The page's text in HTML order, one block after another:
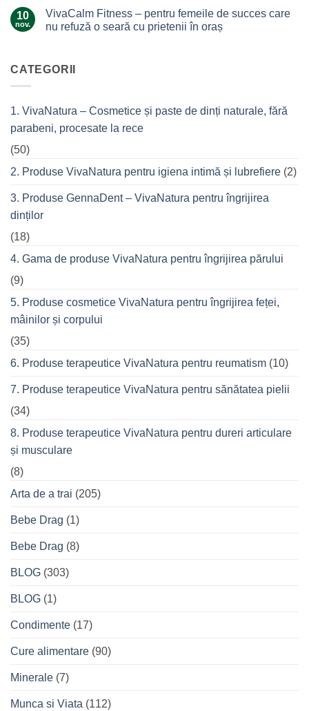
argilă
Himalayana
Ingredientul
musculare
ale
10
nov.
VivaCalm Fitness – pentru femeile de succes care
nu refuză o seară cu prietenii în oraș
VivaCalm
Fitness
de
care
seară
cu
în
oraș
CATEGORII
1. VivaNatura – Cosmetice și paste de dinți naturale, fără
parabeni, procesate la rece
(50)
2. Produse VivaNatura pentru igiena intimă și lubrefiere (2)
3. Produse GennaDent – VivaNatura pentru îngrijirea
dinților
(18)
4. Gama de produse VivaNatura pentru îngrijirea părului
(9)
5. Produse cosmetice VivaNatura pentru îngrijirea feței,
mâinilor și corpului
(35)
6. Produse terapeutice VivaNatura pentru reumatism (10)
7. Produse terapeutice VivaNatura pentru sănătatea pielii
(34)
8. Produse terapeutice VivaNatura pentru dureri articulare
și musculare
(8)
Arta de a trai (205)
Bebe Drag (1)
Bebe Drag (8)
BLOG (303)
BLOG (1)
Condimente (17)
Cure alimentare (90)
Minerale (7)
Munca si Viata (112)